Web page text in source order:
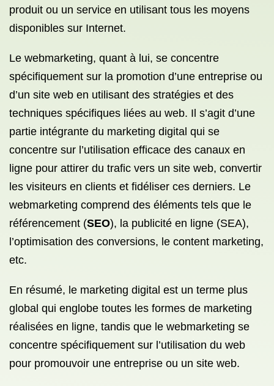
produit ou un service en utilisant tous les moyens
disponibles sur Internet.
Le webmarketing, quant à lui, se concentre
spécifiquement sur la promotion d’une entreprise ou
d’un site web en utilisant des stratégies et des
techniques spécifiques liées au web. Il s’agit d’une
partie intégrante du marketing digital qui se
concentre sur l’utilisation efficace des canaux en
ligne pour attirer du trafic vers un site web, convertir
les visiteurs en clients et fidéliser ces derniers. Le
webmarketing comprend des éléments tels que le
référencement (SEO), la publicité en ligne (SEA),
l’optimisation des conversions, le content marketing,
etc.
En résumé, le marketing digital est un terme plus
global qui englobe toutes les formes de marketing
réalisées en ligne, tandis que le webmarketing se
concentre spécifiquement sur l’utilisation du web
pour promouvoir une entreprise ou un site web.